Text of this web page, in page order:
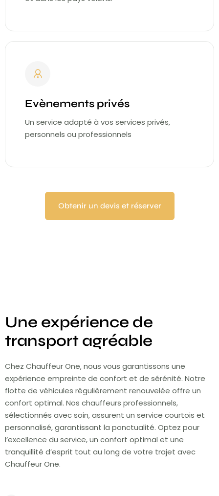
Evènements privés
Un service adapté à vos services privés,
personnels ou professionnels
Obtenir un devis et réserver
Une expérience de
transport agréable
Chez Chauffeur One, nous vous garantissons une
expérience empreinte de confort et de sérénité. Notre
flotte de véhicules régulièrement renouvelée offre un
confort optimal. Nos chauffeurs professionnels,
sélectionnés avec soin, assurent un service courtois et
personnalisé, garantissant la ponctualité. Optez pour
l’excellence du service, un confort optimal et une
tranquillité d’esprit tout au long de votre trajet avec
Chauffeur One.